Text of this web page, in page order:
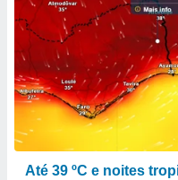
Até 39 ºC e noites